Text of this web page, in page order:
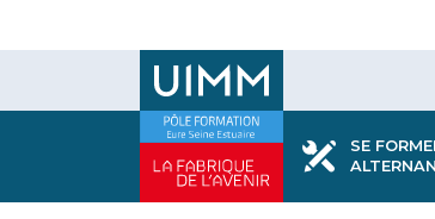
SE